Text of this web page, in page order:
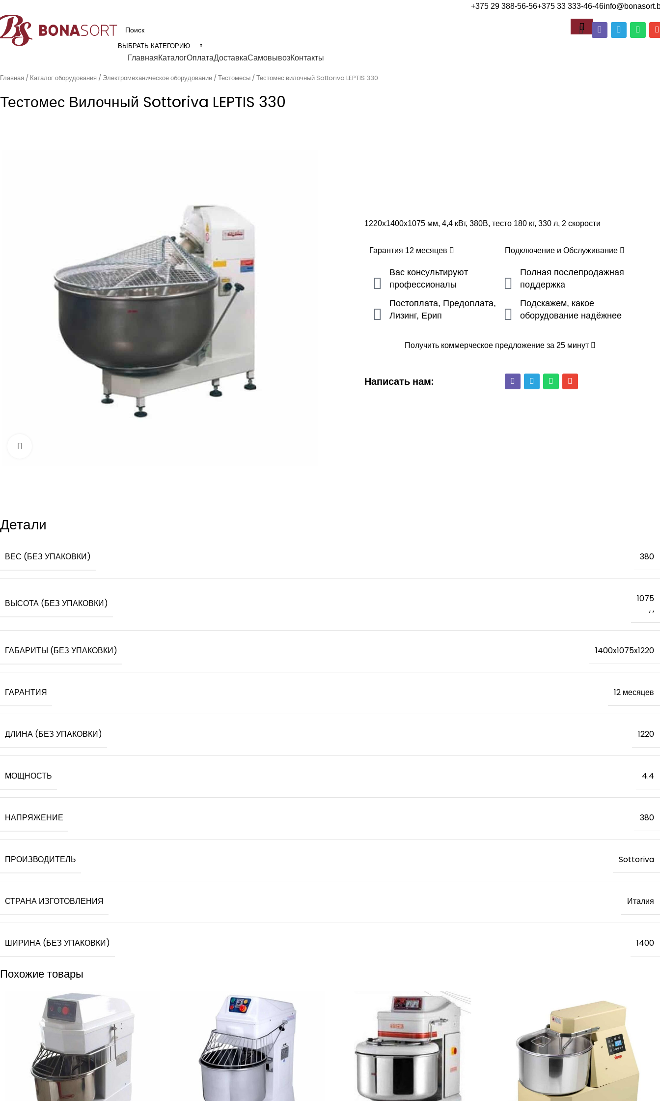
+375 29 388-56-56+375 33 333-46-46
ВЫБРАТЬ КАТЕГОРИЮ
ГлавнаяКаталогОплатаДоставкаСамовывозКонтакты
Главная Каталог оборудования Электромеханическое оборудование Тестомесы Тестомес вилочный Sottoriva LEPTIS 330
Тестомес Вилочный Sottoriva LEPTIS 330
1220x1400x1075 мм, 4,4 кВт, 380В, тесто 180 кг, 330 л, 2 скорости
Гарантия 12 месяцев Подключение и Обслуживание
Вас консультируют
профессионалы
Постоплата, Предоплата,
Лизинг, Ерип
Полная послепродажная
поддержка
Подскажем, какое
оборудование надёжнее
Получить коммерческое предложение за 25 минут
Написать нам:
Детали
ВЕС (БЕЗ УПАКОВКИ) 380
ВЫСОТА (БЕЗ УПАКОВКИ)
1075
,,
ГАБАРИТЫ (БЕЗ УПАКОВКИ) 1400x1075x1220
ГАРАНТИЯ 12 месяцев
ДЛИНА (БЕЗ УПАКОВКИ) 1220
МОЩНОСТЬ 4.4
НАПРЯЖЕНИЕ 380
ПРОИЗВОДИТЕЛЬ Sottoriva
СТРАНА ИЗГОТОВЛЕНИЯ Италия
ШИРИНА (БЕЗ УПАКОВКИ) 1400
Похожие товары